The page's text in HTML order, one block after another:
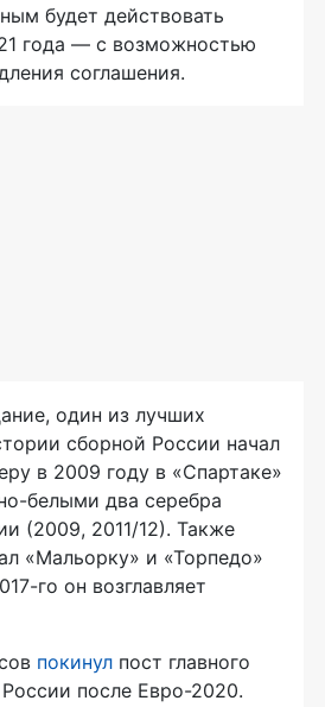
будет действовать
года — с возможностью
соглашения.
один из лучших
сборной России начал
в 2009 году в «Спартаке»
белыми два серебра
(2009, 2011/12). Также
«Мальорку» и «Торпедо»
го он возглавляет
покинул пост главного
после Евро-2020.